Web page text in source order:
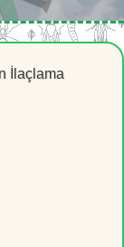
İlaçlama